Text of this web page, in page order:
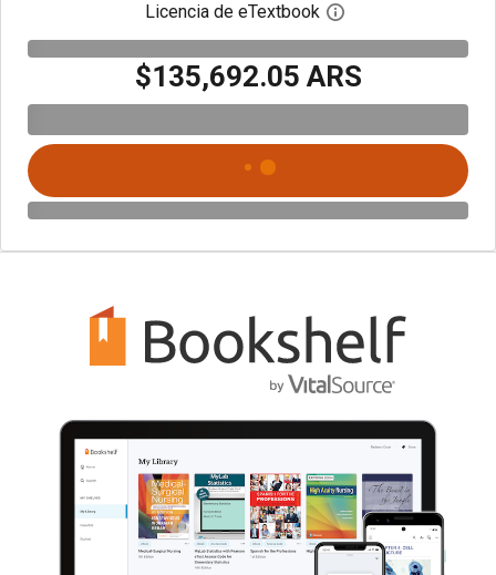
Licencia de eTextbook Abre el cuadro de
$135,692.05 ARS